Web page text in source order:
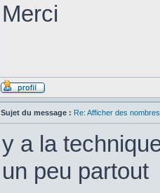
Merci
Sujet du message : Re: Afficher des
y a la
un peu partout